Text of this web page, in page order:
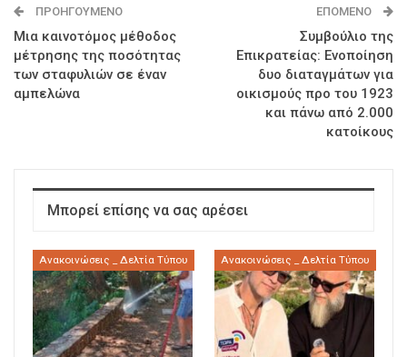
ΠΡΟΗΓΟΎΜΕΝΟ
Μια καινοτόμος μέθοδος
μέτρησης της ποσότητας
των σταφυλιών σε έναν
αμπελώνα
ΕΠΌΜΕΝΟ
Συμβούλιο της
Επικρατείας: Ενοποίηση
δυο διαταγμάτων για
οικισμούς προ του 1923
και πάνω από 2.000
κατοίκους
Μπορεί επίσης να σας αρέσει
Ανακοινώσεις _ Δελτία Τύπου Ανακοινώσεις _ Δελτία Τύπου